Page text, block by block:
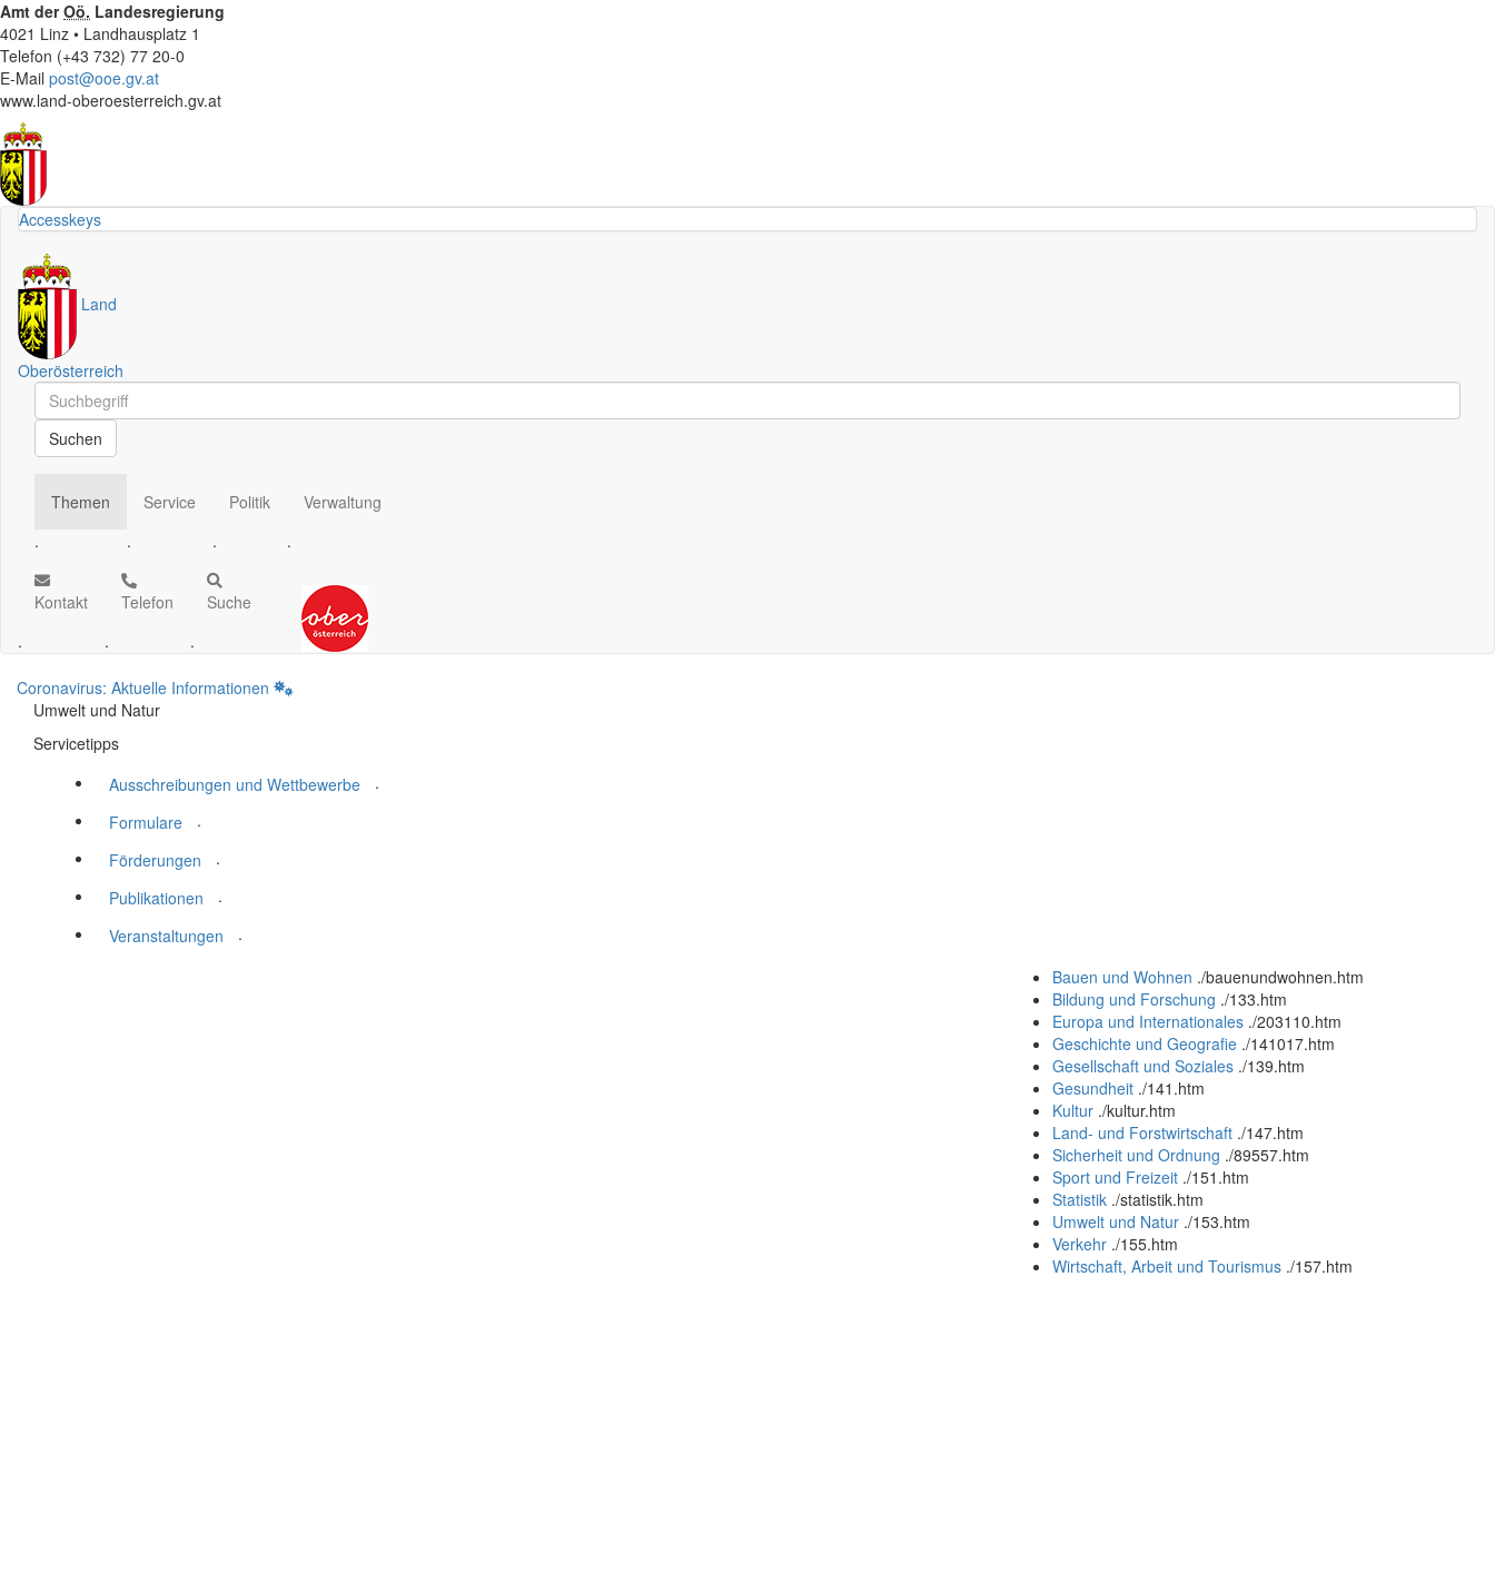
Amt derOö. Landesregierung
4021 Linz • Landhausplatz 1
Telefon (+43 732) 77 20-0
E-Mail post@ooe.gv.at
www.land-oberoesterreich.gv.at
Accesskeys
Land
Oberösterreich
Schnellsuche
Schnellsuche
Suchen
Themen
.
Service
.
Politik
.
Verwaltung
.
Kontakt
.
Telefon
.
Suche
.
Coronavirus: Aktuelle Informationen
Umwelt und Natur
Servicetipps
Ausschreibungen und Wettbewerbe
.
Formulare
.
Förderungen
.
Publikationen
.
Veranstaltungen
.
Bauen und Wohnen ./bauenundwohnen.htm
Bildung und Forschung ./133.htm
Europa und Internationales ./203110.htm
Geschichte und Geografie ./141017.htm
Gesellschaft und Soziales ./139.htm
Gesundheit ./141.htm
Kultur ./kultur.htm
Land- und Forstwirtschaft ./147.htm
Sicherheit und Ordnung ./89557.htm
Sport und Freizeit ./151.htm
Statistik ./statistik.htm
Umwelt und Natur ./153.htm
Verkehr ./155.htm
Wirtschaft, Arbeit und Tourismus ./157.htm